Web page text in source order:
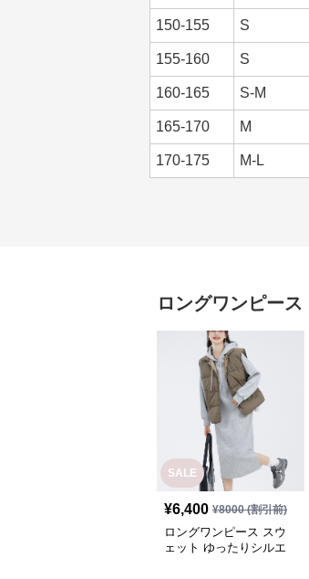
150-155 S
155-160 S
160-165 S-M
165-170 M
170-175 M-L
ロングワンピース
SALE
¥6,400 ¥8000(割引前)
ロングワンピース スウ
ェット ゆったりシルエ